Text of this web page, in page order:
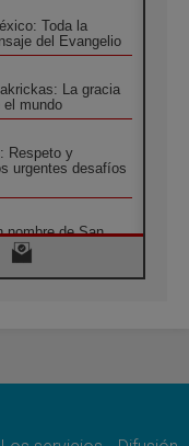
Toda la
del Evangelio
La gracia
el mundo
Respeto y
urgentes desafíos
nombre de San